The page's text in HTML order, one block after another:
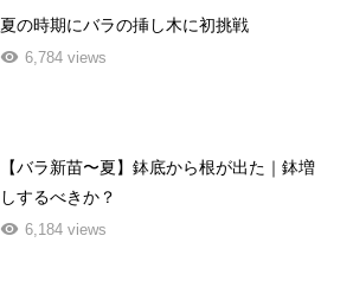
夏の時期にバラの挿し木に初挑戦
6,784 views
【バラ新苗〜夏】鉢底から根が出た｜鉢増
しするべきか？
6,184 views